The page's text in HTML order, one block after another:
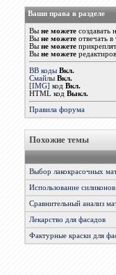
Ваши права в разделе
Вы не можетесоздавать
Вы не можетеотвечать в
Вы не можете
Вы не можете
BB коды Вкл.
Смайлы Вкл.
[IMG] код Вкл.
HTML код Выкл.
Правила форума
Похожие темы
Выбор лакокрасочных
Использование
Сравнительный анализ
Лекарство для фасадов
Фактурные краски для